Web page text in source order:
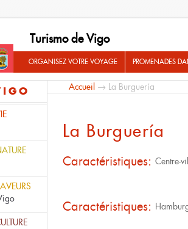
Turismo de Vigo
ORGANISEZ VOTRE VOYAGE PROMENADES
Accueil → La Burguería
La Burguería
Caractéristiques: Centre-
Caractéristiques: